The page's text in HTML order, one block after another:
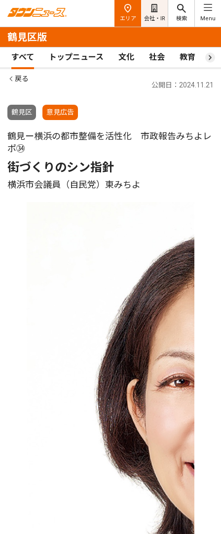
エリア 会社・IR 検索 Menu
鶴見区版
すべて トップニュース 文化 社会 教育 ス
戻る
鶴見区 意見広告
公開日：2024.11.21
鶴見ー横浜の都市整備を活性化 市政報告みちよレ
ポ㉞
街づくりのシン指針
横浜市会議員（自民党）東みちよ